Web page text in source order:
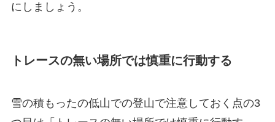
にしましょう。
トレースの無い場所では慎重に行動する
雪の積もったの低山での登山で注意しておく点の3